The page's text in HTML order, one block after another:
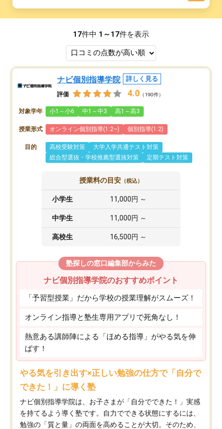
17件中 1～17件を表示
ナビ個別指導学院 詳しく見る
評価 4.0 （190件）
対象学年 小1～小6 中1～中3 高1～高3
授業形式 オンライン個別指導(1:2~) 個別指導(1:2)
目的 高校受験対策
大学入学共通テスト対策
総合型選抜・学校推薦型選抜対策
定期テスト対策
授業料の目安 （税込）
小学生 11,000円 ～
中学生 11,000円 ～
高校生 16,500円 ～
塾探しの窓口編集部からみた
ナビ個別指導学院のおすすめポイント
「予習型授業」だから学校の授業理解がスムーズ！
オンライン指導と塾生専用アプリで死角なし！
熱意ある講師陣による「ほめる指導」がやる気を伸
ばす！
やる気を引き出す×正しい勉強の仕方で「自分で
できた！」に導く塾
ナビ個別指導学院は、お子さまが「自分でできた！」実感
を持てるよう導く塾です。自力でできる状態にするには、
勉強の「質と量」の両面を高めることが大切。そのため、